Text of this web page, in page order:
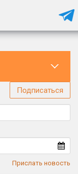
Подписаться
Прислать новость